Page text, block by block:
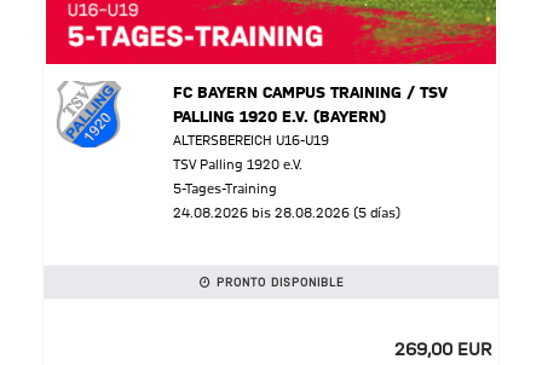
FC BAYERN CAMPUS TRAINING / TSV
PALLING 1920 E.V. (BAYERN)
ALTERSBEREICH U16-U19
TSV Palling 1920 e.V.
5-Tages-Training
24.08.2026 bis 28.08.2026 (5 días)
PRONTO DISPONIBLE
269,00 EUR